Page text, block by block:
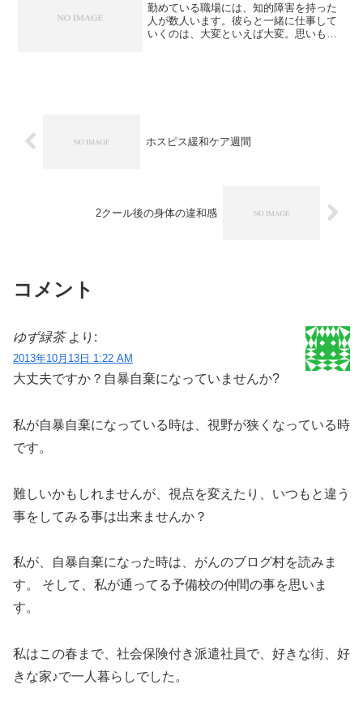
勤めている職場には、知的障害を持った
人が数人います。彼らと一緒に仕事して
いくのは、大変といえば大変。思いもか
ホスピス緩和ケア週間
2クール後の身体の違和感
コメント
ゆず緑茶 より:
2013年10月13日 1:22 AM
大丈夫ですか？自暴自棄になっていませんか?
私が自暴自棄になっている時は、視野が狭くなっている時
です。
難しいかもしれませんが、視点を変えたり、いつもと違う
事をしてみる事は出来ませんか？
私が、自暴自棄になった時は、がんのブログ村を読みま
す。 そして、私が通ってる予備校の仲間の事を思いま
す。
私はこの春まで、社会保険付き派遣社員で、好きな街、好
きな家♪で一人暮らしでした。